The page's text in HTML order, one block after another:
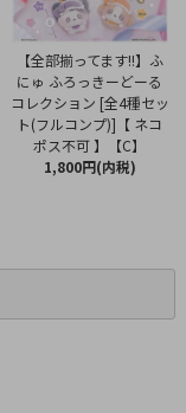
【全部揃ってます!!】ふ
にゅ ふろっきーどーる
コレクション [全4種セッ
ト(フルコンプ)]【 ネコ
ポス不可 】【C】
1,800円(内税)